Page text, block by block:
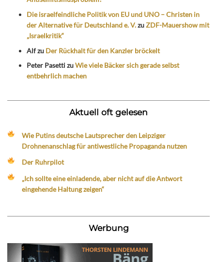
Die israelfeindliche Politik von EU und UNO – Christen in
der Alternative für Deutschland e. V.zuZDF-Mauershow mit
„Israelkritik“
Alfzu Der Rückhalt für den Kanzler bröckelt
Peter PasettizuWie viele Bäcker sich gerade selbst
entbehrlich machen
Aktuell oft gelesen
Wie Putins deutsche Lautsprecher den Leipziger
Drohnenanschlag für antiwestliche Propaganda nutzen
Der Ruhrpilot
„Ich sollte eine einladende, aber nicht auf die Antwort
eingehende Haltung zeigen“
Werbung